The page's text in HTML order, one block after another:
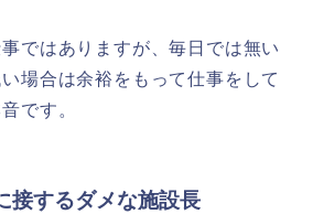
ではありますが、毎日では無い
場合は余裕をもって仕事をして
です。
接するダメな施設長